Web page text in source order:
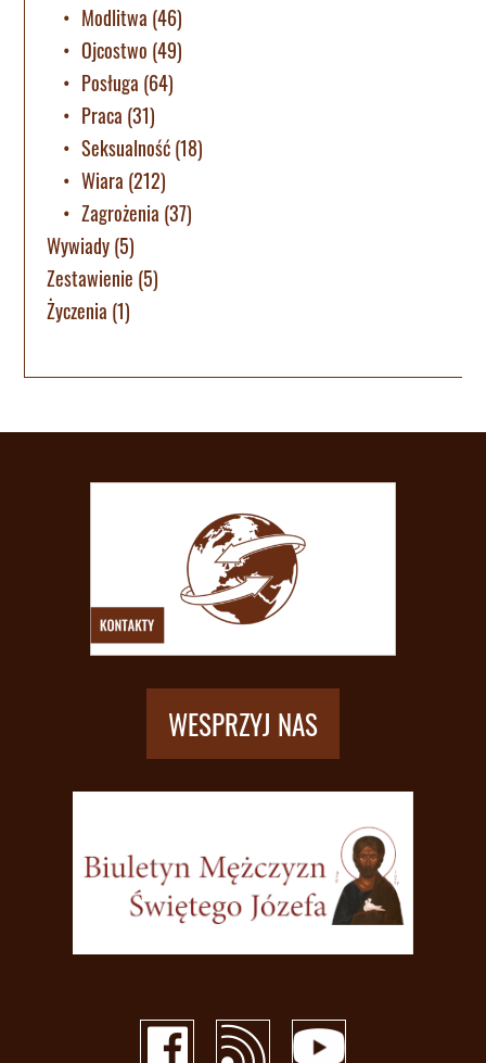
Modlitwa (46)
Ojcostwo (49)
Posługa (64)
Praca (31)
Seksualność(18)
Wiara (212)
Zagrożenia (37)
Wywiady(5)
Zestawienie (5)
Życzenia (1)
WESPRZYJ NAS